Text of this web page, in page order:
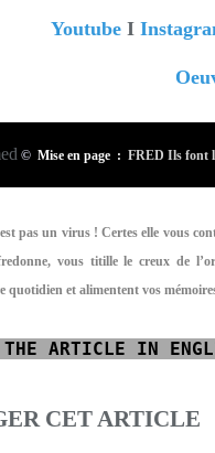
Youtube I
© Mise en page : FRED Ils font
pas un virus ! Certes elle vous
vous titille le creux de
quotidien et alimentent vos
THE ARTICLE IN
CET ARTICLE